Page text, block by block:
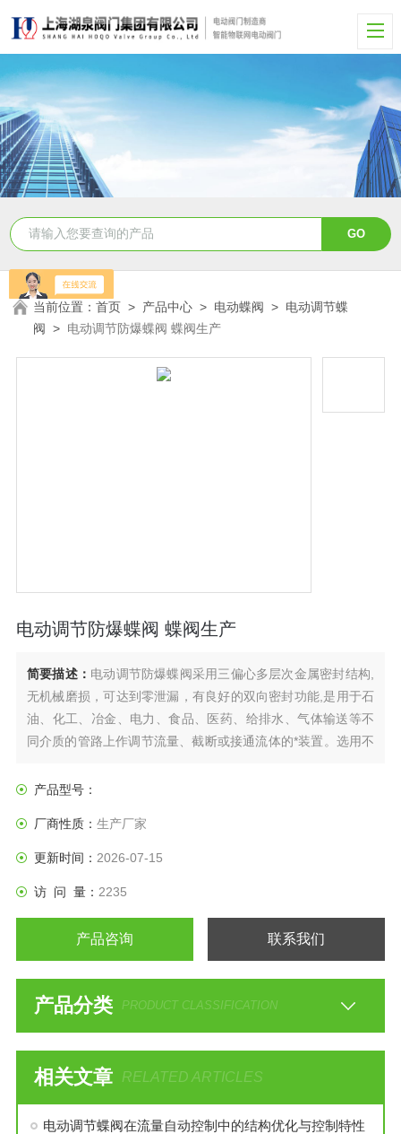
当前位置：首页 > 产品中心 > 电动蝶阀 > 电动调节蝶
阀 > 电动调节防爆蝶阀 蝶阀生产
电动调节防爆蝶阀 蝶阀生产
简要描述： 电动调节防爆蝶阀采用三偏心多层次金属密封结构,
无机械磨损，可达到零泄漏，有良好的双向密封功能,是用于石
油、化工、冶金、电力、食品、医药、给排水、气体输送等不
同介质的管路上作调节流量、截断或接通流体的*装置。选用不
气、可燃气体、腐蚀性介质、油品及食品等介质，工作温度可
产品型号：
厂商性质： 生产厂家
更新时间： 2026-07-15
访 问 量： 2235
产品咨询 联系我们
产品分类 PRODUCT CLASSIFICATION
相关文章 RELATED ARTICLES
电动调节蝶阀在流量自动控制中的结构优化与控制特性